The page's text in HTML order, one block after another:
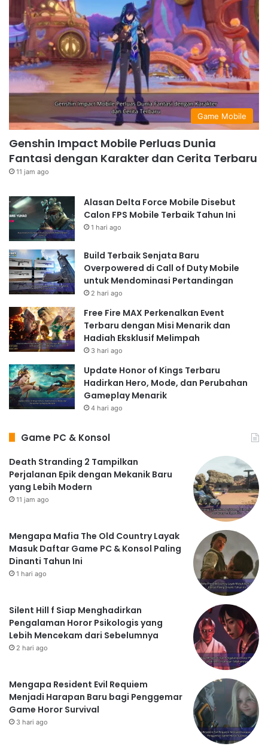
Game Mobile
Genshin Impact Mobile Perluas Dunia
Fantasi dengan Karakter dan Cerita Terbaru
11 jam ago
Alasan Delta Force Mobile Disebut
Calon FPS Mobile Terbaik Tahun Ini
1 hari ago
Build Terbaik Senjata Baru
Overpowered di Call of Duty Mobile
untuk Mendominasi Pertandingan
2 hari ago
Free Fire MAX Perkenalkan Event
Terbaru dengan Misi Menarik dan
Hadiah Eksklusif Melimpah
3 hari ago
Update Honor of Kings Terbaru
Hadirkan Hero, Mode, dan Perubahan
Gameplay Menarik
4 hari ago
Game PC & Konsol
Death Stranding 2 Tampilkan
Perjalanan Epik dengan Mekanik Baru
yang Lebih Modern
11 jam ago
Mengapa Mafia The Old Country Layak
Masuk Daftar Game PC & Konsol Paling
Dinanti Tahun Ini
1 hari ago
Silent Hill f Siap Menghadirkan
Pengalaman Horor Psikologis yang
Lebih Mencekam dari Sebelumnya
2 hari ago
Mengapa Resident Evil Requiem
Menjadi Harapan Baru bagi Penggemar
Game Horor Survival
3 hari ago